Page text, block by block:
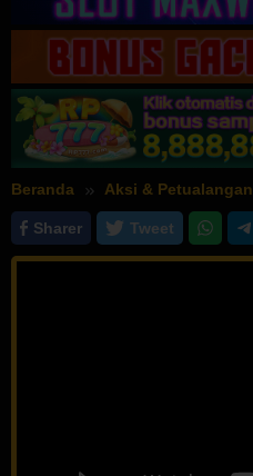
Beranda Aksi & Petualangan
Sharer Tweet